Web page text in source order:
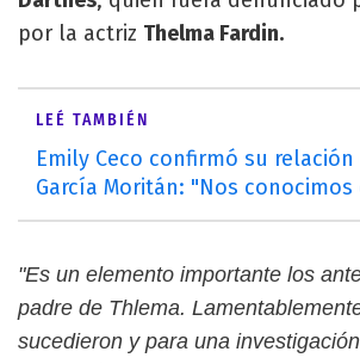
por la actriz Thelma Fardin.
LEÉ TAMBIÉN
Emily Ceco confirmó su
García Moritán: "Nos conocimos
"Es un elemento importante los
padre de Thlema.
sucedieron y para una